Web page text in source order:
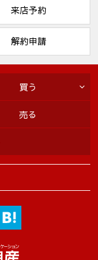
来店予約
解約申請
買う
売る